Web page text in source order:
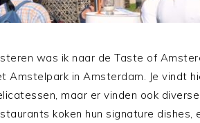
was ik naar de Taste of
Amstelpark in Amsterdam. Je vindt
maar er vinden ook
koken hun signature dishes,